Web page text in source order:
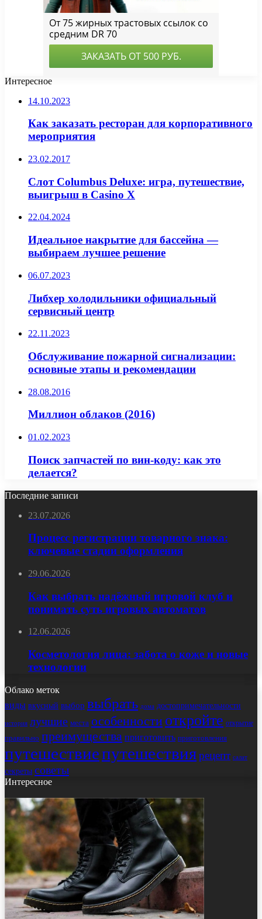
Интересное
14.10.2023
Как заказать ресторан для корпоративного
мероприятия
23.02.2017
Слот Columbus Deluxe: игра, путешествие,
выигрыш в Сasino X
22.04.2024
Идеальное накрытие для бассейна —
выбираем лучшее решение
06.07.2023
Либхер холодильники официальный
сервисный центр
22.11.2023
Обслуживание пожарной сигнализации:
основные этапы и рекомендации
28.08.2016
Миллион облаков (2016)
01.02.2023
Поиск запчастей по вин-коду: как это
делается?
Последние записи
23.07.2026
Процесс регистрации товарного знака:
ключевые стадии оформления
29.06.2026
Как выбрать надёжный игровой клуб и
понимать суть игровых автоматов
12.06.2026
Косметология лица: забота о коже и новые
технологии
Облако меток
виды вкусный выбор выбрать дома достопримечательности
история лучшие места особенности откройте открытие
правильно преимущества приготовить приготовления
путешествиепутешествиярецепт салат
секреты советы
Интересное